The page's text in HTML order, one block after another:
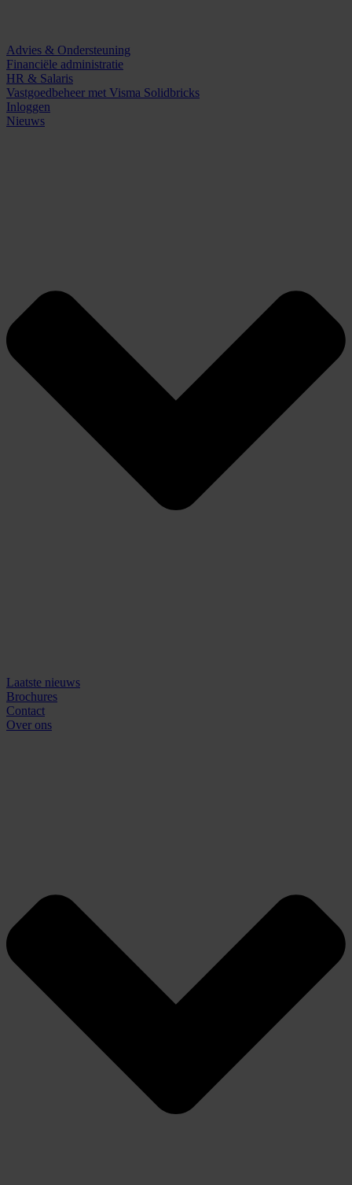
Advies & Ondersteuning
Financiële administratie
HR & Salaris
Vastgoedbeheer met Visma Solidbricks
Inloggen
Nieuws
Laatste nieuws
Brochures
Contact
Over ons